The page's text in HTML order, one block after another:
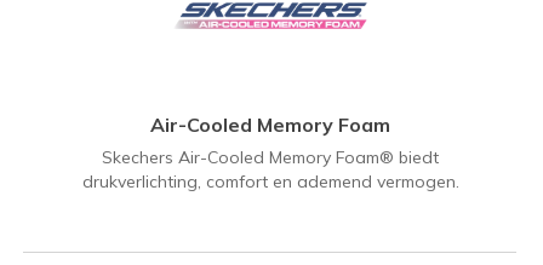
Air-Cooled Memory Foam
Skechers Air-Cooled Memory Foam® biedt
drukverlichting, comfort en ademend vermogen.